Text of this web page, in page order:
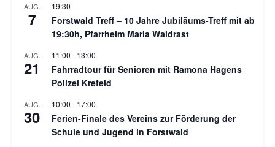
AUG.
7
19:30
Forstwald Treff – 10 Jahre Jubiläums-Treff mit ab
19:30h, Pfarrheim Maria Waldrast
AUG.
21
11:00 - 13:00
Fahrradtour für Senioren mit Ramona Hagens
Polizei Krefeld
AUG.
30
10:00 - 17:00
Ferien-Finale des Vereins zur Förderung der
Schule und Jugend in Forstwald